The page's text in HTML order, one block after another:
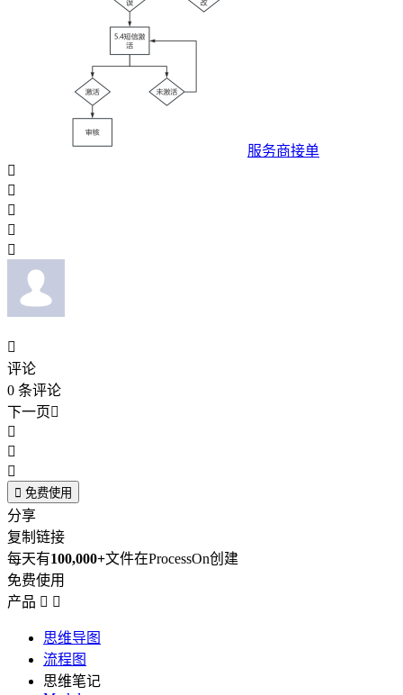
服务商接单






评论
0 条评论
下一页



 免费使用
分享
复制链接
每天有100,000+文件在ProcessOn创建
免费使用
产品  
思维导图
流程图
思维笔记